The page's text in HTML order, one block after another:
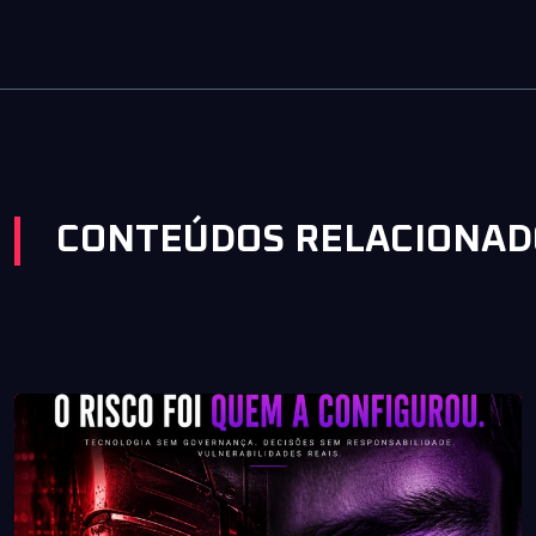
CONTEÚDOS